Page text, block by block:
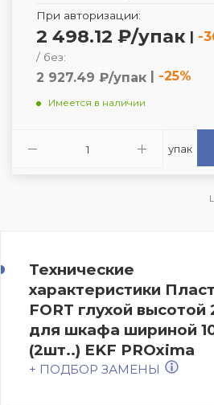
При авторизации:
2 498.12 ₽/упак | -
/ без:
2 927.49 ₽/упак -25%
Имеется в наличии
упак
Технические
характеристики
FORT глухой высотой
для шкафа шириной
(2шт..) EKF PROxima
+ ПОДБОР ЗАМЕНЫ